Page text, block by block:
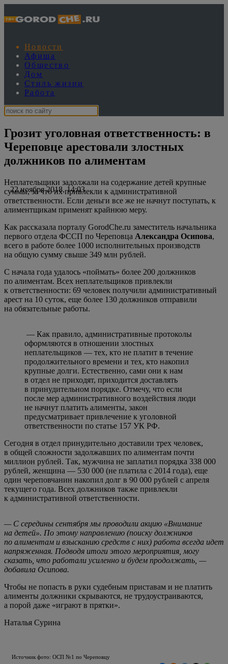
Новости
Афиша
Общество
Дом
Стиль жизни
Работа
Грозит уголовная ответственность: в
Череповце арестовали злостных
должников по алиментам
22 ноября 2018, 14:03
Неплательщики задолжали на содержание детей крупные
суммы, за что их привлекли к административной
ответственности. Если деньги все же не начнут поступать, к
алиментщикам применят крайнюю меру.
Как рассказала порталу GorodChe.ru заместитель начальника
первого отдела ФССП по Череповца Александра Осипова,
всего в работе более 1000 исполнительных производств
на общую сумму свыше 349 млн рублей.
С начала года удалось «поймать» более 200 должников
по алиментам. Всех неплательщиков привлекли
к ответственности: 69 человек получили административный
арест на 10 суток, еще более 130 должников отправили
на обязательные работы.
— Как правило, административные протоколы
оформляются в отношении злостных
неплательщиков — тех, кто не платит в течение
продолжительного времени и тех, кто накопил
крупные долги. Естественно, сами они к нам
в отдел не приходят, приходится доставлять
в принудительном порядке. Отмечу, что если
после мер административного воздействия люди
не начнут платить алименты, закон
предусматривает привлечение к уголовной
ответственности по статье 157 УК РФ.
Сегодня в отдел принудительно доставили трех человек,
в общей сложности задолжавших по алиментам почти
миллион рублей. Так, мужчина не заплатил порядка 338 000
рублей, женщина — 530 000 (не платила с 2014 года), еще
один череповчанин накопил долг в 90 000 рублей с апреля
текущего года. Всех должников также привлекли
к административной ответственности.
— С середины сентября мы проводили акцию «Внимание
на детей». По этому направлению (поиску должников
по алиментам и взысканию средств с них) работа всегда идет
напряженная. Подводя итоги этого мероприятия, могу
сказать, что работали усиленно и будем продолжать, —
добавила Осипова.
Чтобы не попасть в руки судебным приставам и не платить
алименты должники скрываются, не трудоустраиваются,
а порой даже «играют в прятки».
Наталья Сурина
Источник фото: ОСП №1 по Череповцу